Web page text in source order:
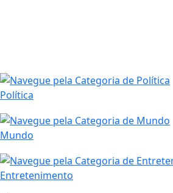
Política
Mundo
Entretenimento